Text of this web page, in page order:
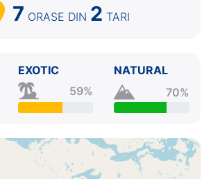
7 ORASE DIN 2 TARI
EXOTIC
59%
NATURAL
70%